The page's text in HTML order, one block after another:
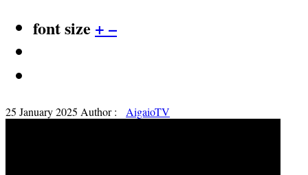
font size + –
25 January 2025 Author : AigaioTV